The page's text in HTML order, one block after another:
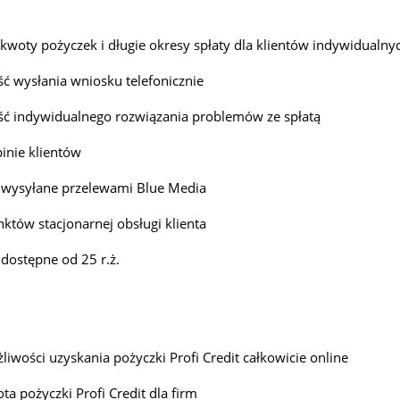
pożyczek i długie okresy spłaty dla klientów
wysłania wniosku telefonicznie
indywidualnego rozwiązania problemów ze spłatą
klientów
przelewami Blue Media
stacjonarnej obsługi klienta
od 25 r.ż.
uzyskania pożyczki Profi Credit całkowicie online
pożyczki Profi Credit dla firm